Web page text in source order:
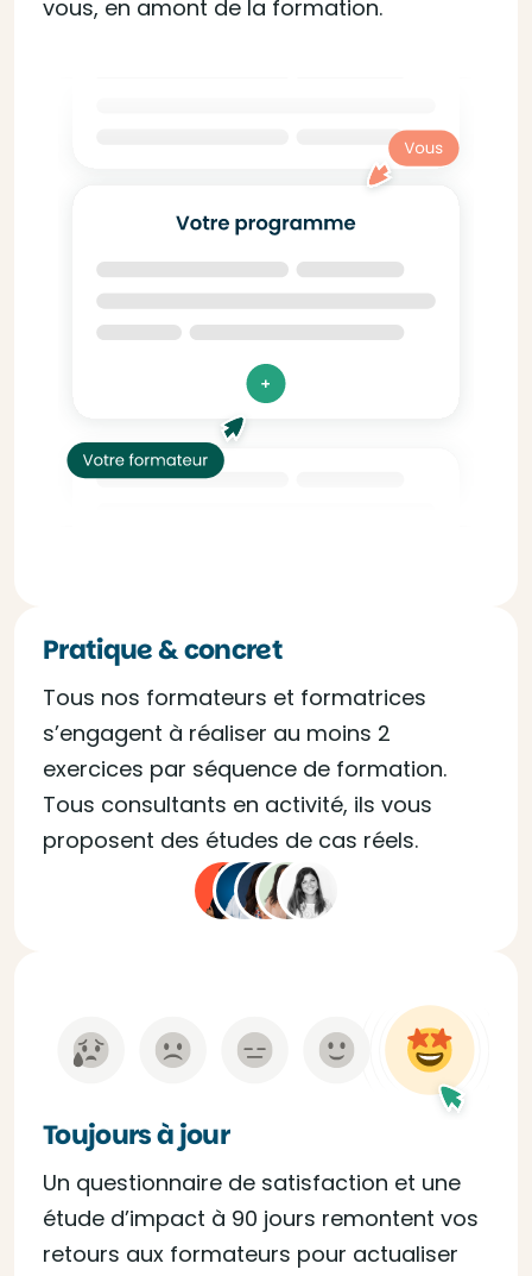
vous, en amont de la formation.
Pratique & concret
Tous nos formateurs et formatrices
s’engagent à réaliser au moins 2
exercices par séquence de formation.
Tous consultants en activité, ils vous
proposent des études de cas réels.
Toujours à jour
Un questionnaire de satisfaction et une
étude d’impact à 90 jours remontent vos
retours aux formateurs pour actualiser